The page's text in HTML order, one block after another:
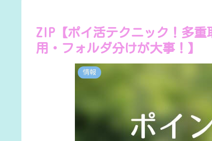
ZIP【ポイ活テクニック！多
用・フォルダ分けが大事！】
情報